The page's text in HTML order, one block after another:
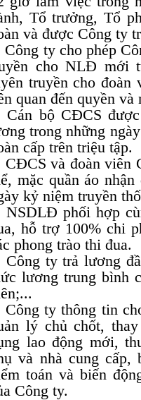
Tổ trưởng, Tổ
và được Công ty
Công ty cho phép
cho NLĐ mới
truyền cho
quan đến quyền
Cán bộ CĐCS
trong những
cấp trên triệu tập.
CĐCS và đoàn viên
mặc quần áo
kỷ niệm truyền
NSDLĐ phối hợp
hỗ trợ 100% chi
phong trào thi đua.
Công ty trả lương
lương trung bình
Công ty thông tin
lý chủ chốt,
lao động mới,
và nhà cung cấp,
toán và biến
Công ty.